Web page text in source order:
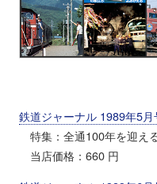
鉄道ジャーナル 1989年5月
特集：全通100年を迎え
当店価格：660 円